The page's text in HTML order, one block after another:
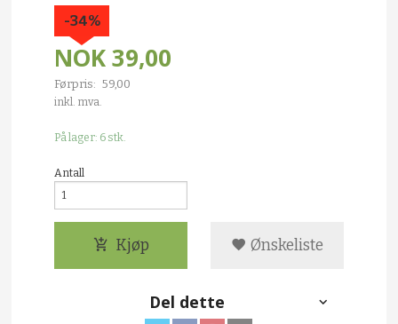
NOK 39,00
Førpris: 59,00
Rabatt
-34%
inkl. mva.
På lager: 6 stk.
Antall
Kjøp Ønskeliste
Del dette